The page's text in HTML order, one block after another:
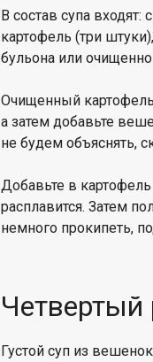
В состав супа
картофель (три
бульона или
Очищенный картофель
а затем добавьте
не будем объяснять,
Добавьте в
расплавится. Затем
немного прокипеть,
Четвертый
Густой суп из